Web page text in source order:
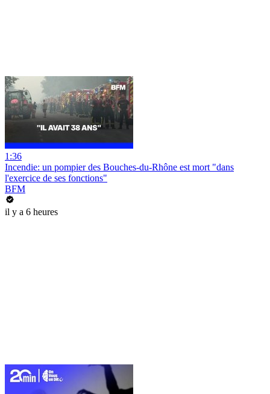
1:36
Incendie: un pompier des Bouches-du-Rhône est mort "dans
l'exercice de ses fonctions"
BFM
il y a 6 heures